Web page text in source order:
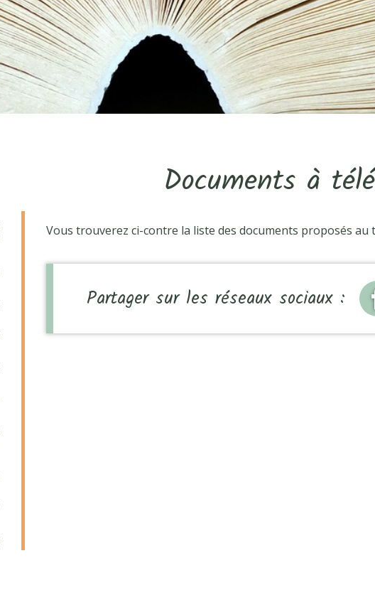
Documents à
Vous trouverez ci-contre la liste des documents proposés au
Partager sur les réseaux sociaux :